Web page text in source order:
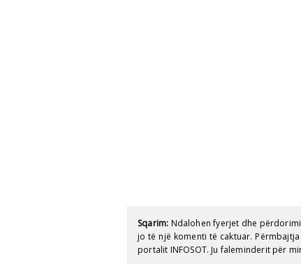
Sqarim: Ndalohen fyerjet dhe
jo të një komenti të caktuar.
portalit INFOSOT. Ju faleminderit për